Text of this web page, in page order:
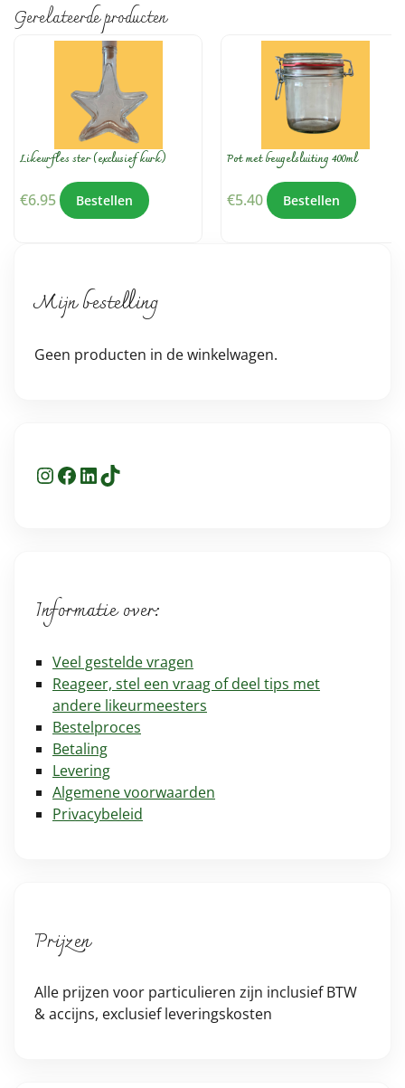
Gerelateerde producten
Likeurfles ster (exclusief kurk)
€6.95 Bestellen
Pot met beugelsluiting 400ml
€5.40 Bestellen
Mijn bestelling
Geen producten in de winkelwagen.
Instagram
Facebook
LinkedIn
TikTok
Informatie over:
Veel gestelde vragen
Reageer, stel een vraag of deel tips met
andere likeurmeesters
Bestelproces
Betaling
Levering
Algemene voorwaarden
Privacybeleid
Prijzen
Alle prijzen voor particulieren zijn inclusief BTW
& accijns, exclusief leveringskosten